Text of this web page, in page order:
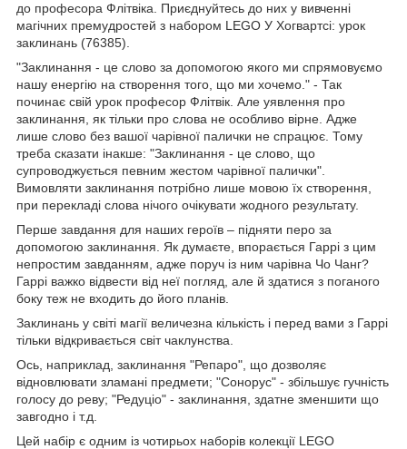
до професора Флітвіка. Приєднуйтесь до них у вивченні
магічних премудростей з набором LEGO У Хогвартсі: урок
заклинань (76385).
"Заклинання - це слово за допомогою якого ми спрямовуємо
нашу енергію на створення того, що ми хочемо." - Так
починає свій урок професор Флітвік. Але уявлення про
заклинання, як тільки про слова не особливо вірне. Адже
лише слово без вашої чарівної палички не спрацює. Тому
треба сказати інакше: "Заклинання - це слово, що
супроводжується певним жестом чарівної палички".
Вимовляти заклинання потрібно лише мовою їх створення,
при перекладі слова нічого очікувати жодного результату.
Перше завдання для наших героїв – підняти перо за
допомогою заклинання. Як думаєте, впорається Гаррі з цим
непростим завданням, адже поруч із ним чарівна Чо Чанг?
Гаррі важко відвести від неї погляд, але й здатися з поганого
боку теж не входить до його планів.
Заклинань у світі магії величезна кількість і перед вами з Гаррі
тільки відкривається світ чаклунства.
Ось, наприклад, заклинання "Репаро", що дозволяє
відновлювати зламані предмети; "Сонорус" - збільшує гучність
голосу до реву; "Редуціо" - заклинання, здатне зменшити що
завгодно і т.д.
Цей набір є одним із чотирьох наборів колекції LEGO